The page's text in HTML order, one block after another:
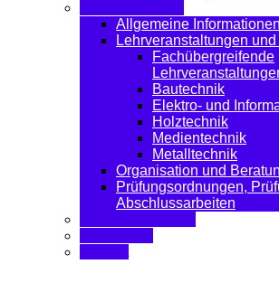
Allgemeine Informationen
Lehrveranstaltungen
Fachübergreifende
Bautechnik
Elektro- und
Holztechnik
Medientechnik
Metalltechnik
Organisation und
Prüfungsordnungen,
Abschlussarbeiten